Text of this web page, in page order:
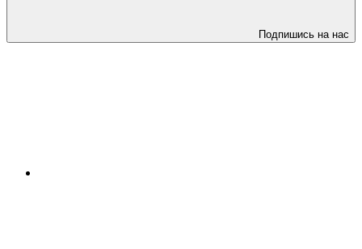
Подпишись на нас